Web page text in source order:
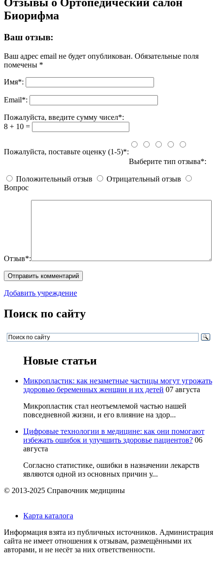
Отзывы о Ортопедический салон
Биорифма
Ваш отзыв:
Ваш адрес email не будет опубликован. Обязательные поля
помечены *
Имя*:
Email*:
Пожалуйста, введите сумму чисел*:
8 + 10 =
Пожалуйста, поставьте оценку (1-5)*:
Выберите тип отзыва*:
Положительный отзыв
Отрицательный отзыв
Вопрос
Отзыв*:
Добавить учреждение
Поиск по сайту
Новые статьи
Микропластик: как незаметные частицы могут угрожать
здоровью беременных женщин и их детей 07 августа
Микропластик стал неотъемлемой частью нашей
повседневной жизни, и его влияние на здор...
Цифровые технологии в медицине: как они помогают
избежать ошибок и улучшить здоровье пациентов? 06
августа
Согласно статистике, ошибки в назначении лекарств
являются одной из основных причин у...
© 2013-2025 Справочник медицины
Карта каталога
Информация взята из публичных источников. Администрация
сайта не имеет отношения к отзывам, размещёнными их
авторами, и не несёт за них ответственности.